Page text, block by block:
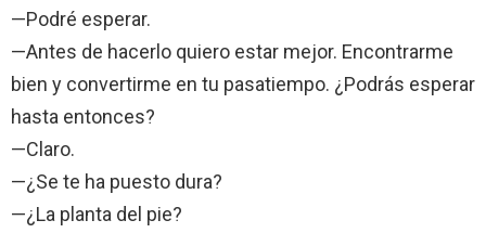
—Podré esperar.
—Antes de hacerlo quiero estar mejor. Encontrarme
bien y convertirme en tu pasatiempo. ¿Podrás esperar
hasta entonces?
—Claro.
—¿Se te ha puesto dura?
—¿La planta del pie?